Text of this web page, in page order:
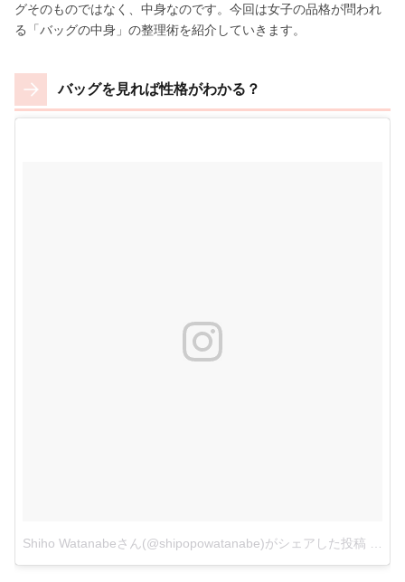
グそのものではなく、中身なのです。今回は女子の品格が問われ
る「バッグの中身」の整理術を紹介していきます。
バッグを見れば性格がわかる？
Shiho Watanabeさん(@shipopowatanabe)がシェアした投稿